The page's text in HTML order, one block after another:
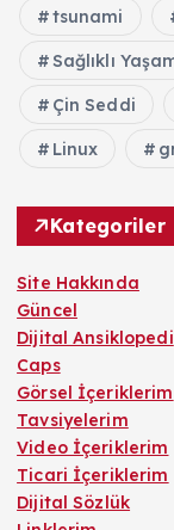
tsunami
Sağlıklı
Çin Seddi
Linux
Kategoriler
Site Hakkında
Güncel
Dijital Ansiklopedi
Caps
Görsel İçeriklerim
Tavsiyelerim
Video İçeriklerim
Ticari İçeriklerim
Dijital Sözlük